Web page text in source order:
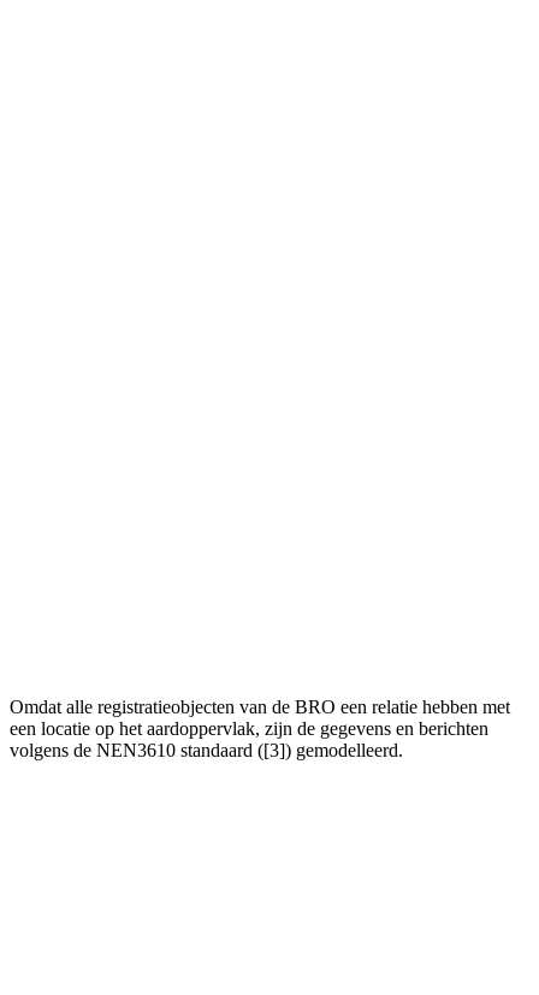
Omdat alle registratieobjecten van de BRO een relatie hebben met
een locatie op het aardoppervlak, zijn de gegevens en berichten
volgens de NEN3610 standaard ([3]) gemodelleerd.